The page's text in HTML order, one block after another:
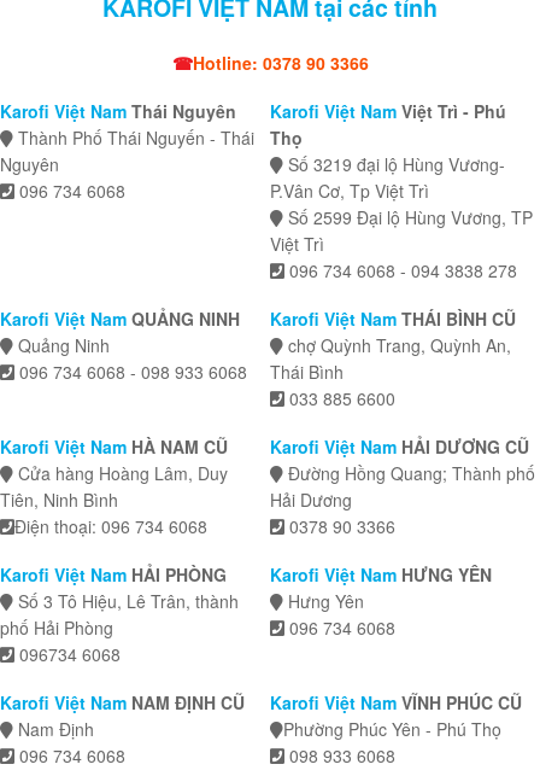
KAROFI VIỆT NAM tại các tỉnh
☎Hotline: 0378 90 3366
Karofi Việt Nam Thái Nguyên
Thành Phố Thái Nguyến - Thái
Nguyên
096 734 6068
Karofi Việt Nam Việt Trì - Phú
Thọ
Số 3219 đại lộ Hùng Vương-
P.Vân Cơ, Tp Việt Trì
Số 2599 Đại lộ Hùng Vương, TP
Việt Trì
096 734 6068 - 094 3838 278
Karofi Việt Nam QUẢNG NINH
Quảng Ninh
096 734 6068 - 098 933 6068
Karofi Việt Nam THÁI BÌNH CŨ
chợ Quỳnh Trang, Quỳnh An,
Thái Bình
033 885 6600
Karofi Việt Nam HÀ NAM CŨ
Cửa hàng Hoàng Lâm, Duy
Tiên, Ninh Bình
Điện thoại: 096 734 6068
Karofi Việt Nam HẢI DƯƠNG CŨ
Đường Hồng Quang; Thành phố
Hải Dương
0378 90 3366
Karofi Việt Nam HẢI PHÒNG
Số 3 Tô Hiệu, Lê Trân, thành
phố Hải Phòng
096734 6068
Karofi Việt Nam HƯNG YÊN
Hưng Yên
096 734 6068
Karofi Việt Nam NAM ĐỊNH CŨ
Nam Định
096 734 6068
Karofi Việt Nam VĨNH PHÚC CŨ
Phường Phúc Yên - Phú Thọ
098 933 6068